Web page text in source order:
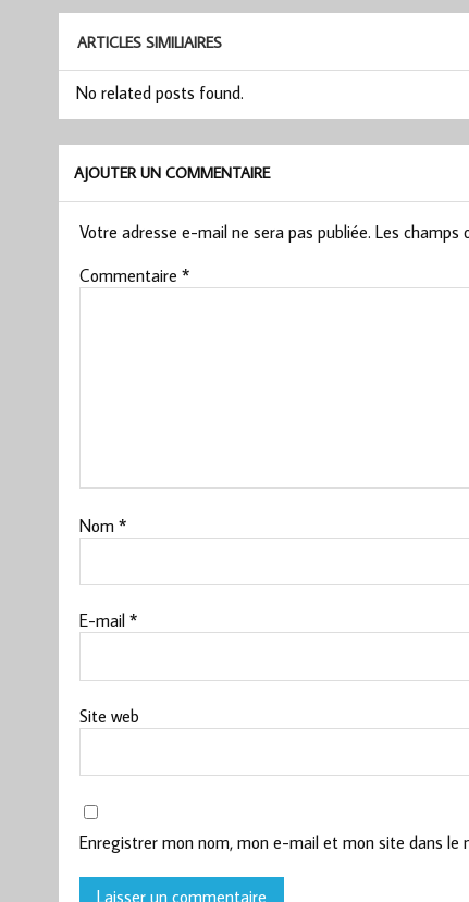
ARTICLES SIMILIAIRES
No related posts found.
AJOUTER UN COMMENTAIRE
Votre adresse e-mail ne sera pas publiée. Les champs
Commentaire *
Nom *
E-mail *
Site web
Enregistrer mon nom, mon e-mail et mon site dans le